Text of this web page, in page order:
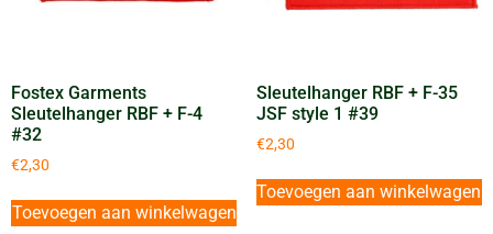
Fostex Garments
Sleutelhanger RBF + F-4
#32
€2,30
Toevoegen aan winkelwagen
Sleutelhanger RBF + F-35
JSF style 1 #39
€2,30
Toevoegen aan winkelwagen